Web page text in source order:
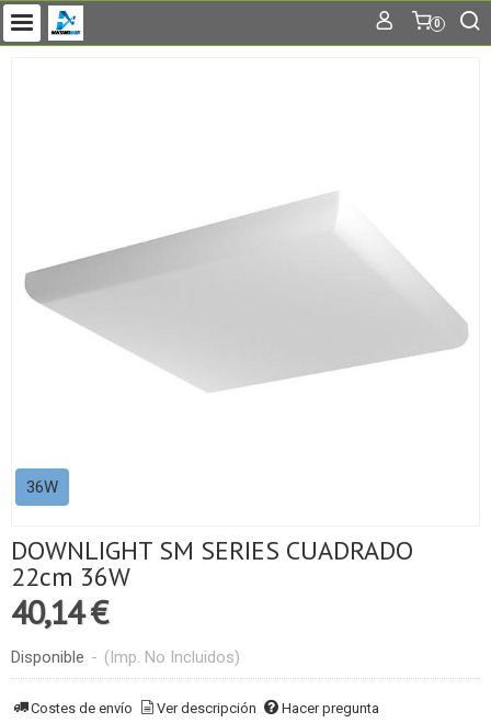
0
36W
DOWNLIGHT SM SERIES CUADRADO
22cm 36W
40,14 €
Disponible - (Imp. No Incluidos)
Costes de envío Ver descripción Hacer pregunta